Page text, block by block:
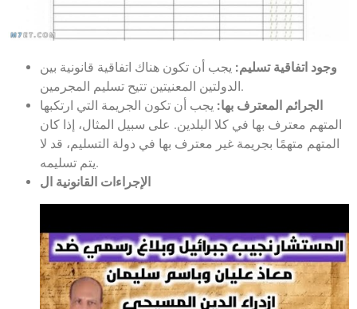
وجود اتفاقية تسليم: يجب أن تكون هناك اتفاقية قانونية بين
الدولتين المعنيتين تتيح تسليم المجرمين.
الجرائم المعترف بها: يجب أن تكون الجريمة التي ارتكبها
المتهم معترف بها في كلا البلدين. على سبيل المثال، إذا كان
المتهم متهمًا بجريمة غير معترف بها في دولة التسليم، قد لا
يتم تسليمه.
الإجراءات القانونية ال